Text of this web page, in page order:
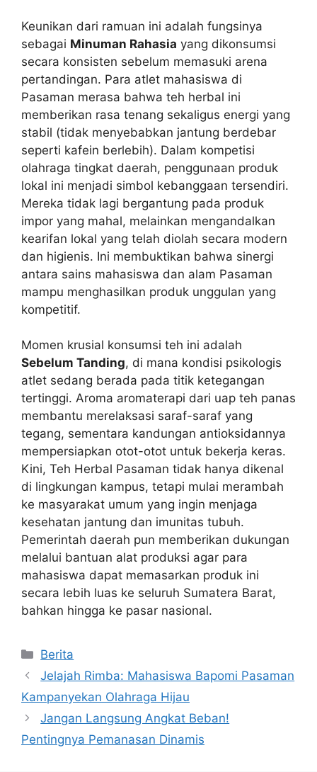
Keunikan dari ramuan ini adalah fungsinya
sebagai Minuman Rahasia yang dikonsumsi
secara konsisten sebelum memasuki arena
pertandingan. Para atlet mahasiswa di
Pasaman merasa bahwa teh herbal ini
memberikan rasa tenang sekaligus energi yang
stabil (tidak menyebabkan jantung berdebar
seperti kafein berlebih). Dalam kompetisi
olahraga tingkat daerah, penggunaan produk
lokal ini menjadi simbol kebanggaan tersendiri.
Mereka tidak lagi bergantung pada produk
impor yang mahal, melainkan mengandalkan
kearifan lokal yang telah diolah secara modern
dan higienis. Ini membuktikan bahwa sinergi
antara sains mahasiswa dan alam Pasaman
mampu menghasilkan produk unggulan yang
kompetitif.
Momen krusial konsumsi teh ini adalah
Sebelum Tanding, di mana kondisi psikologis
atlet sedang berada pada titik ketegangan
tertinggi. Aroma aromaterapi dari uap teh panas
membantu merelaksasi saraf-saraf yang
tegang, sementara kandungan antioksidannya
mempersiapkan otot-otot untuk bekerja keras.
Kini, Teh Herbal Pasaman tidak hanya dikenal
di lingkungan kampus, tetapi mulai merambah
ke masyarakat umum yang ingin menjaga
kesehatan jantung dan imunitas tubuh.
Pemerintah daerah pun memberikan dukungan
melalui bantuan alat produksi agar para
mahasiswa dapat memasarkan produk ini
secara lebih luas ke seluruh Sumatera Barat,
bahkan hingga ke pasar nasional.
Kategori
Berita
Jelajah Rimba: Mahasiswa Bapomi Pasaman
Kampanyekan Olahraga Hijau
Jangan Langsung Angkat Beban!
Pentingnya Pemanasan Dinamis